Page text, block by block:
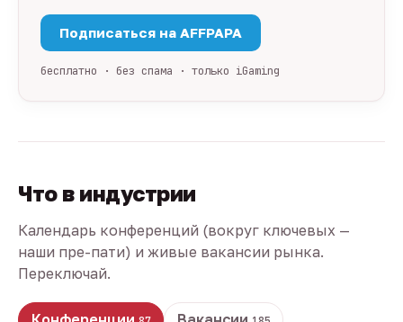
Подписаться на AFFPAPA
бесплатно · без спама · только iGaming
Что в индустрии
Календарь конференций (вокруг ключевых —
наши пре-пати) и живые вакансии рынка.
Переключай.